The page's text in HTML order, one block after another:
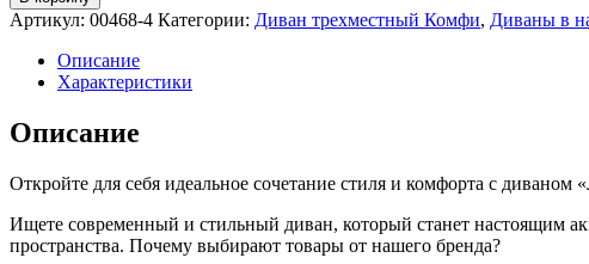
Диван
трехместный
Лофтовик
Комфи++
подлокотниками,
коричневый
Артикул: 00468-4 Категории: Диван трехместный Комфи, Диваны в
Описание
Характеристики
Описание
Откройте для себя идеальное сочетание стиля и комфорта с диваном
Ищете современный и стильный диван, который станет настоящим
пространства. Почему выбирают товары от нашего бренда?